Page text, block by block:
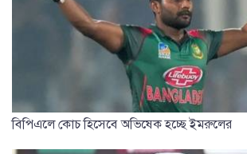
বিপিএলে কোচ হিসেবে অভিষেক হচ্ছে ইমরুলের